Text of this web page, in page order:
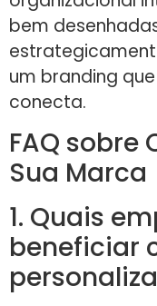
bem
um branding
conecta.
FAQ sobre
Sua Marca
1. Quais
beneficiar